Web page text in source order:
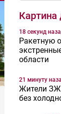
Картина
18 секунд
Ракетную
области
21 минуту
Жители
без